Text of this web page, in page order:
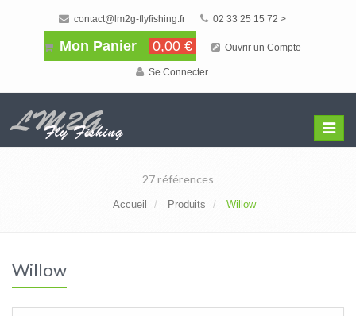
contact@lm2g-flyfishing.fr 02 33 25 15 72 >
Mon Panier 0,00 € Ouvrir un Compte
Se Connecter
Menu
27 références
Accueil Produits Willow
Willow